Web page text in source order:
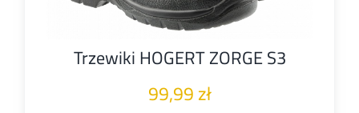
Trzewiki HOGERT ZORGE S3
99,99zł